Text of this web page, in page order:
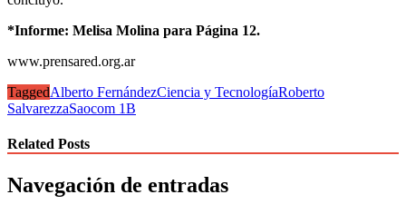
*Informe: Melisa Molina para Página 12.
www.prensared.org.ar
TaggedAlberto FernándezCiencia y TecnologíaRoberto
SalvarezzaSaocom 1B
Related Posts
Navegación de entradas